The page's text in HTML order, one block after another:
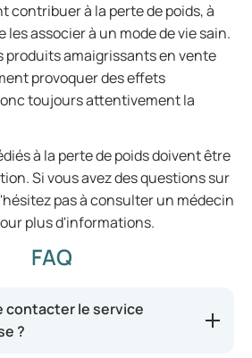
contribuer à la perte de poids, à
associer à un mode de vie sain.
produits amaigrissants en vente
provoquer des effets
toujours attentivement la
à la perte de poids doivent être
Si vous avez des questions sur
pas à consulter un médecin
plus d'informations.
FAQ
contacter le service
?